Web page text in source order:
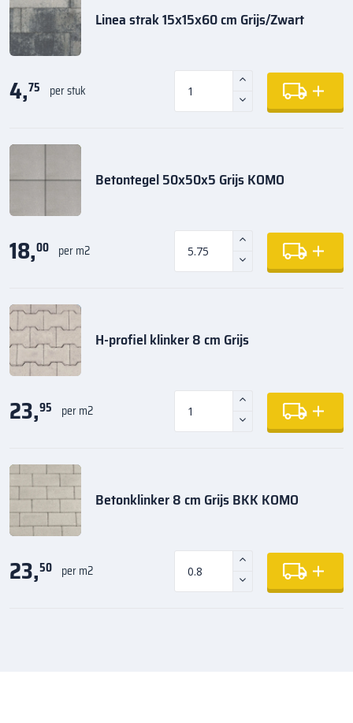
Linea strak 15x15x60 cm Grijs/Zwart
4,75 per stuk
Betontegel 50x50x5 Grijs KOMO
18,00 per m2
H-profiel klinker 8 cm Grijs
23,95 per m2
Betonklinker 8 cm Grijs BKK KOMO
23,50 per m2